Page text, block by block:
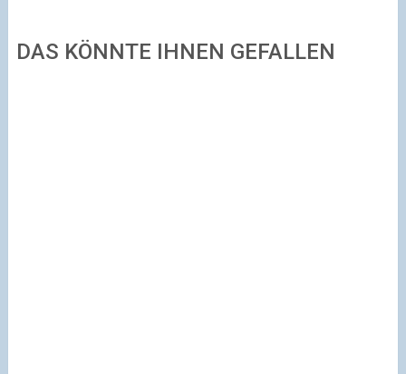
DAS KÖNNTE IHNEN GEFALLEN